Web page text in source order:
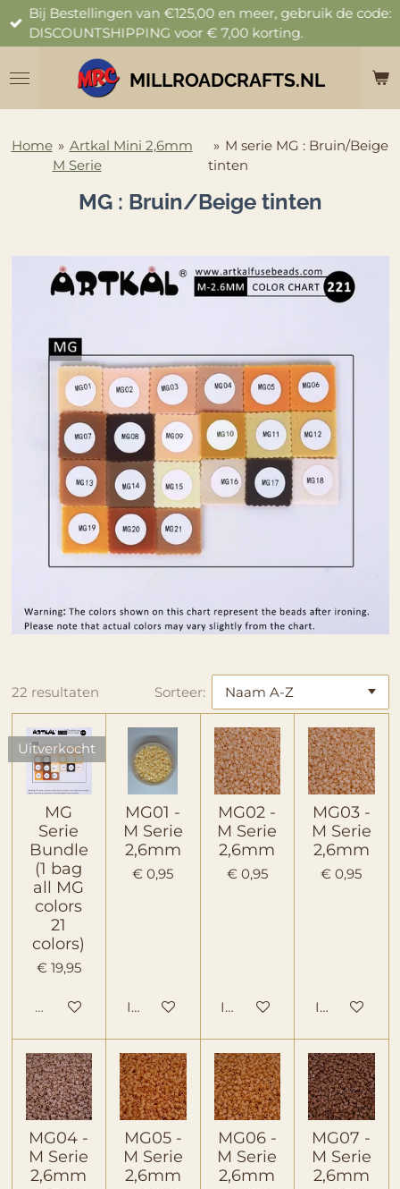
Ga
direct
de
hoofdinhoud
MILLROADCRAFTS.NL
Bij Bestellingen van €125,00 en meer, gebruik de code:
DISCOUNTSHIPPING voor € 7,00 korting.
Home » Artkal Mini 2,6mm
M Serie
» M serie MG : Bruin/Beige
tinten
MG : Bruin/Beige tinten
22 resultaten Sorteer:
Uitverkocht
MG
Serie
Bundle
(1 bag
all MG
colors
21
colors)
€ 19,95
Uitverkocht
MG01 -
M Serie
2,6mm
€ 0,95
In winkelwagen
MG02 -
M Serie
2,6mm
€ 0,95
In winkelwagen
MG03 -
M Serie
2,6mm
€ 0,95
In
MG04 -
M Serie
2,6mm
MG05 -
M Serie
2,6mm
MG06 -
M Serie
2,6mm
MG07 -
M Serie
2,6mm